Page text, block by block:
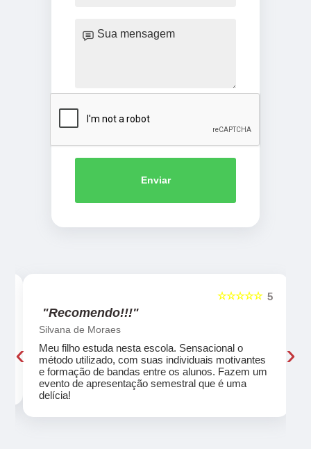
Enviar
5
☆☆☆☆☆
"Recomendo!!!"
Silvana de Moraes
Meu filho estuda nesta escola. Sensacional o
método utilizado, com suas individuais motivantes
e formação de bandas entre os alunos. Fazem um
evento de apresentação semestral que é uma
delícia!
‹ ›